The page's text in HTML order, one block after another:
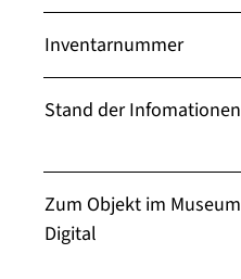
Inventarnummer
Stand der Infomationen
Zum Objekt im Museum
Digital